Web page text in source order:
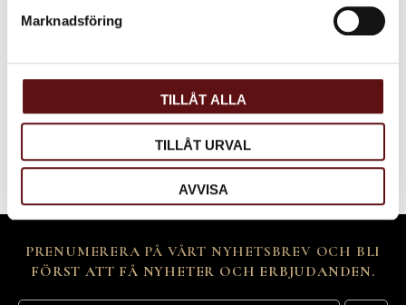
Marknadsföring
TILLÅT ALLA
TILLÅT URVAL
AVVISA
Bli den första att lämna ett omdöme.
PRENUMERERA PÅ VÅRT NYHETSBREV OCH BLI
FÖRST ATT FÅ NYHETER OCH ERBJUDANDEN.